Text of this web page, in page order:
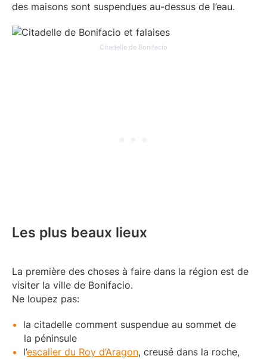
des maisons sont suspendues au-dessus de l’eau.
Citadelle de Bonifacio
Les plus beaux lieux
La première des choses à faire dans la région est de
visiter la ville de Bonifacio.
Ne loupez pas:
la citadelle comment suspendue au sommet de
la péninsule
l’escalier du Roy d’Aragon, creusé dans la roche,